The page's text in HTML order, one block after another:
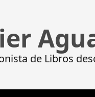
de Libros